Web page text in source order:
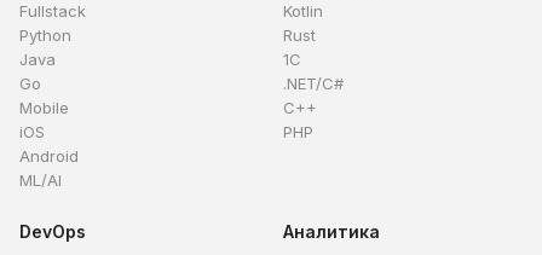
Fullstack
Python
Java
Go
Mobile
iOS
Android
ML/AI
Kotlin
Rust
1C
.NET/C#
C++
PHP
DevOps Аналитика